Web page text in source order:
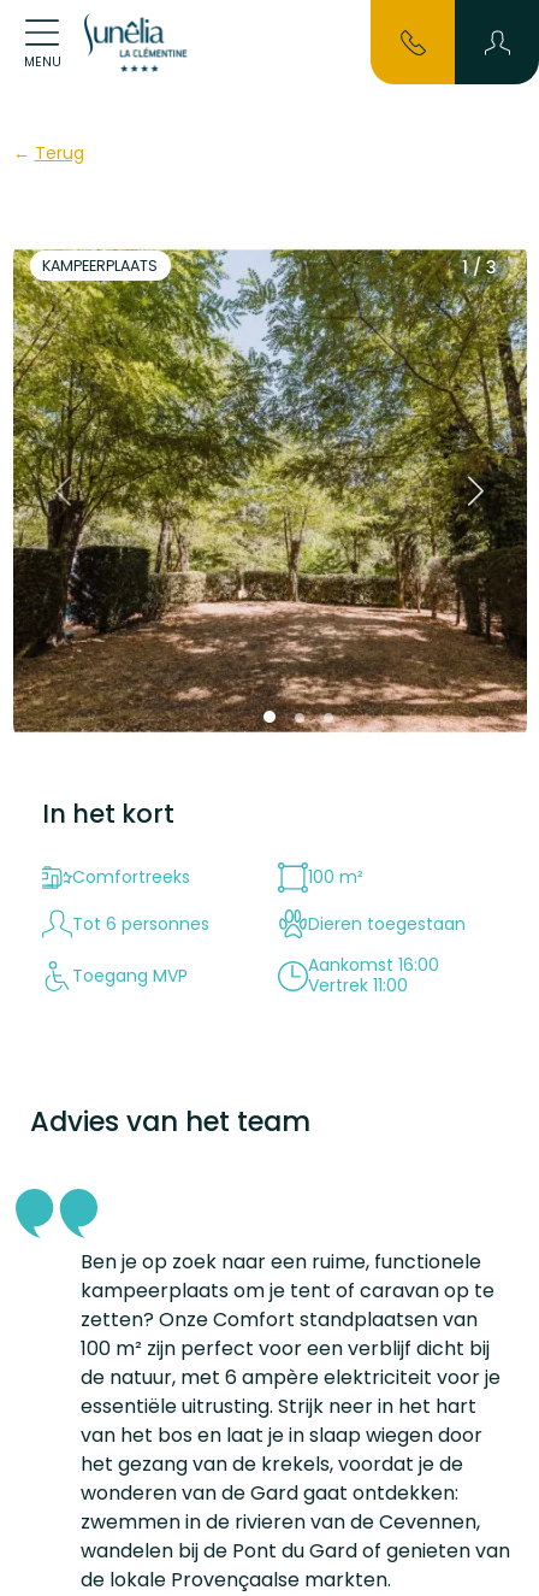
MENU
Terug
1 / 3
KAMPEERPLAATS
In het kort
Comfortreeks
100 m²
Tot 6 personnes
Dieren toegestaan
Toegang MVP
Aankomst 16:00
Vertrek 11:00
Advies van het team
Ben je op zoek naar een ruime, functionele
kampeerplaats om je tent of caravan op te
zetten? Onze Comfort standplaatsen van
100 m² zijn perfect voor een verblijf dicht bij
de natuur, met 6 ampère elektriciteit voor je
essentiële uitrusting. Strijk neer in het hart
van het bos en laat je in slaap wiegen door
het gezang van de krekels, voordat je de
wonderen van de Gard gaat ontdekken:
zwemmen in de rivieren van de Cevennen,
wandelen bij de Pont du Gard of genieten van
de lokale Provençaalse markten.